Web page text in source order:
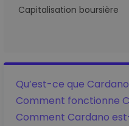
Capitalisation boursière
Qu’est-ce que
Comment fonctionne
Comment Cardano